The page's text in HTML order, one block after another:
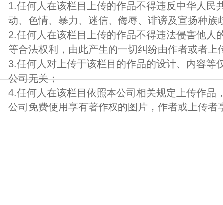
1.任何人在该栏目上传的作品不得违反中华人民
动、色情、暴力、迷信、侮辱、诽谤及宣扬种族
2.任何人在该栏目上传的作品不得违法侵害他人
等合法权利，由此产生的一切纠纷由作者或者上
3.任何人对上传于该栏目的作品的设计、内容等
公司无关；
4.任何人在该栏目依照本公司相关规定上传作品
公司免费使用享有著作权的图片，作者或上传者